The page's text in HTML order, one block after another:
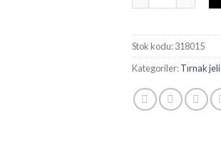
Stok kodu:318015
Kategoriler:Tırnak jeli